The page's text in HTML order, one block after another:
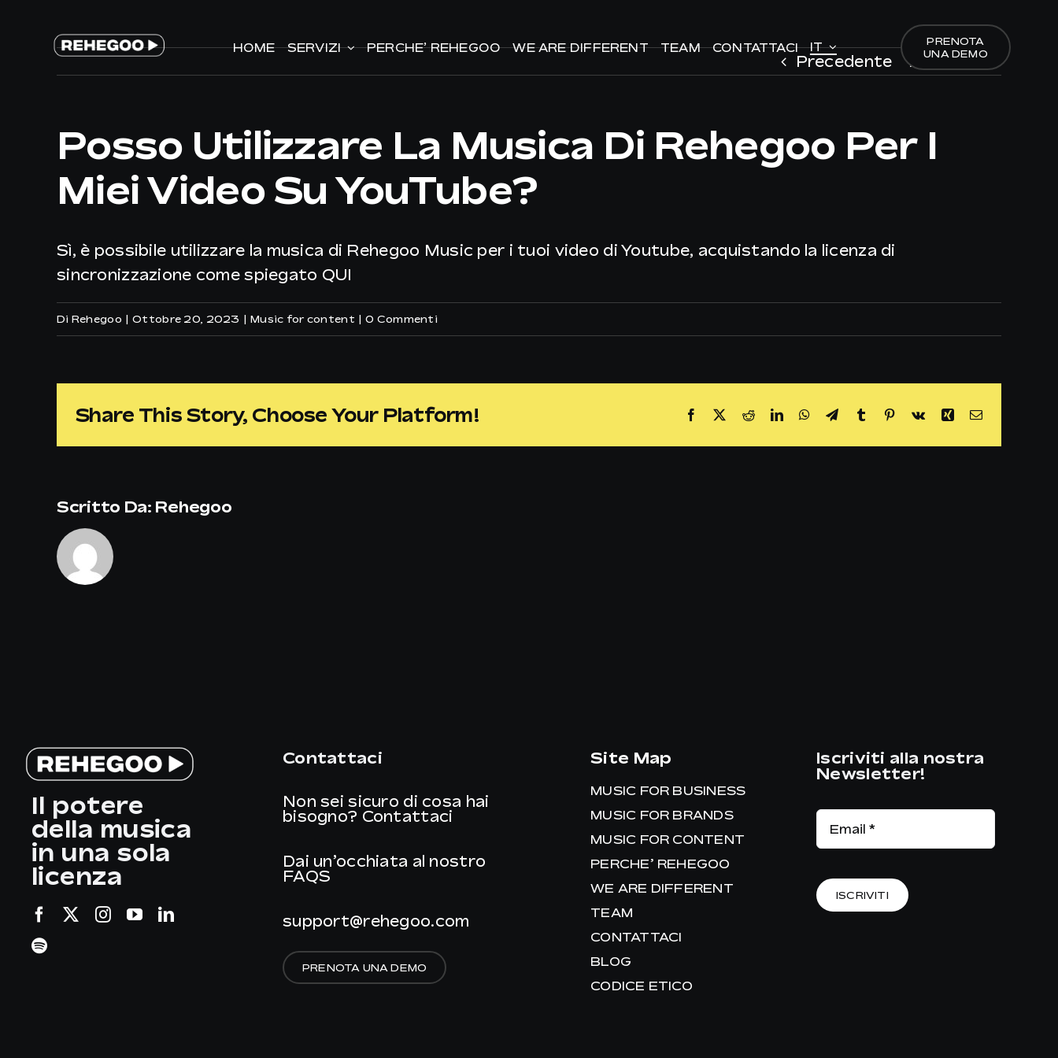
contenuto
HOME SERVIZI PERCHE’ REHEGOO WE ARE DIFFERENT TEAM CONTATTACI IT
PRENOTA
UNA DEMO
HOME SERVIZI PERCHE’ REHEGOO WE ARE DIFFERENT TEAM CONTATTACI IT
PRENOTA
UNA DEMO
Precedente Prossimo
Posso Utilizzare La Musica Di Rehegoo Per I
Miei Video Su YouTube?
Sì, è possibile utilizzare la musica di Rehegoo Music per i tuoi video di Youtube, acquistando la licenza di
sincronizzazione come spiegato QUI
Di Rehegoo | Ottobre 20, 2023 | Music for content | 0 Commenti
Share This Story, Choose Your Platform! Facebook RedditLinkedInWhatsApp
TelegramTumblr Pinterest
Vk XingEmail
Scritto Da: Rehegoo
Il potere
della musica
in una sola
licenza
Contattaci
Non sei sicuro di cosa hai
bisogno? Contattaci
Dai un’occhiata al nostro
FAQS
support@rehegoo.com
PRENOTA UNA DEMO
Site Map
MUSIC FOR BUSINESS
MUSIC FOR BRANDS
MUSIC FOR CONTENT
PERCHE’ REHEGOO
WE ARE DIFFERENT
TEAM
CONTATTACI
BLOG
CODICE ETICO
Iscriviti alla nostra
Newsletter!
ISCRIVITI